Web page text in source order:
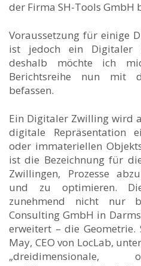
der Firma SH-Tools GmbH
Voraussetzung für einige
ist jedoch ein Digitaler
deshalb möchte ich
Berichtsreihe nun mit
befassen.
Ein Digitaler Zwilling wird
digitale Repräsentation
oder immateriellen
ist die Bezeichnung für
Zwillingen, Prozesse
und zu optimieren.
zunehmend nicht nur
Consulting GmbH in
erweitert – die Geometrie.
May, CEO von LocLab,
„dreidimensionale,